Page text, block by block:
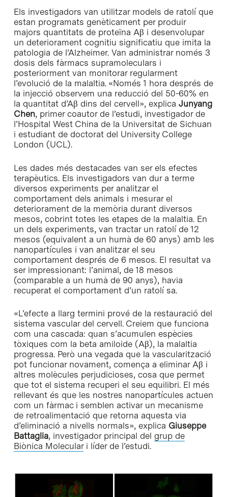
Els investigadors van utilitzar models de ratolí que
estan programats genèticament per produir
majors quantitats de proteïna Aβ i desenvolupar
un deteriorament cognitiu significatiu que imita la
patologia de l’Alzheimer. Van administrar només 3
dosis dels fàrmacs supramoleculars i
posteriorment van monitorar regularment
l’evolució de la malaltia. «Només 1 hora després de
la injecció observem una reducció del 50-60% en
la quantitat d’Aβ dins del cervell», explica Junyang
Chen, primer coautor de l’estudi, investigador de
l’Hospital West China de la Universitat de Sichuan
i estudiant de doctorat del University College
London (UCL).
Les dades més destacades van ser els efectes
terapèutics. Els investigadors van dur a terme
diversos experiments per analitzar el
comportament dels animals i mesurar el
deteriorament de la memòria durant diversos
mesos, cobrint totes les etapes de la malaltia. En
un dels experiments, van tractar un ratolí de 12
mesos (equivalent a un humà de 60 anys) amb les
nanopartícules i van analitzar el seu
comportament després de 6 mesos. El resultat va
ser impressionant: l’animal, de 18 mesos
(comparable a un humà de 90 anys), havia
recuperat el comportament d’un ratolí sa.
«L’efecte a llarg termini prové de la restauració del
sistema vascular del cervell. Creiem que funciona
com una cascada: quan s’acumulen espècies
tòxiques com la beta amiloide (Aβ), la malaltia
progressa. Però una vegada que la vascularització
pot funcionar novament, comença a eliminar Aβ i
altres molècules perjudicioses, cosa que permet
que tot el sistema recuperi el seu equilibri. El més
rellevant és que les nostres nanopartícules actuen
com un fàrmac i semblen activar un mecanisme
de retroalimentació que retorna aquesta via
d’eliminació a nivells normals», explica Giuseppe
Battaglia, investigador principal del grup de
Biònica Moleculari líder de l’estudi.